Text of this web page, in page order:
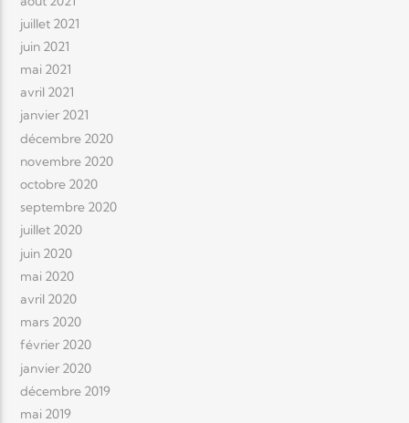
juillet 2021
juin 2021
mai 2021
avril 2021
janvier 2021
décembre 2020
novembre 2020
octobre 2020
septembre 2020
juillet 2020
juin 2020
mai 2020
avril 2020
mars 2020
février 2020
janvier 2020
décembre 2019
mai 2019